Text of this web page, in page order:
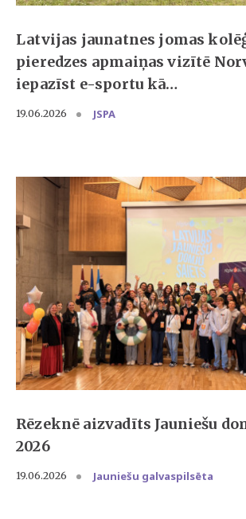
Latvijas jaunatnes jomas
pieredzes apmaiņas vizītē
iepazīst e-sportu kā…
19.06.2026 JSPA
Rēzeknē aizvadīts Jauniešu
2026
19.06.2026 Jauniešu galvaspilsēta